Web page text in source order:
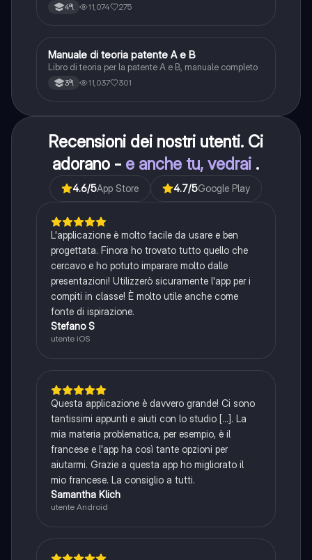
4ªl 11,074 275
Italiano
Manuale di teoria patente A e B
Libro di teoria per la patente A e B, manuale completo
3ªl 11,037 301
Recensioni dei nostri utenti. Ci
adorano - e anche tu, vedrai .
4.6/5App Store 4.7/5Google Play
L'applicazione è molto facile da usare e ben
progettata. Finora ho trovato tutto quello che
cercavo e ho potuto imparare molto dalle
presentazioni! Utilizzerò sicuramente l'app per i
compiti in classe! È molto utile anche come
fonte di ispirazione.
Stefano S
utente iOS
Questa applicazione è davvero grande! Ci sono
tantissimi appunti e aiuti con lo studio [...]. La
mia materia problematica, per esempio, è il
francese e l'app ha così tante opzioni per
aiutarmi. Grazie a questa app ho migliorato il
mio francese. La consiglio a tutti.
Samantha Klich
utente Android